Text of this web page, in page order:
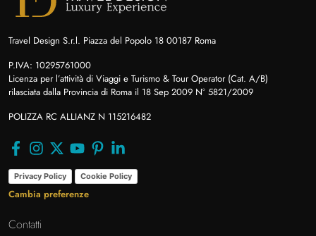
Travel Design S.r.l. Piazza del Popolo 18 00187 Roma
P.IVA: 10295761000
Licenza per l’attività di Viaggi e Turismo & Tour Operator (Cat. A/B)
rilasciata dalla Provincia di Roma il 18 Sep 2009 N° 5821/2009
POLIZZA RC ALLIANZ N 115216482
Privacy Policy Cookie Policy
Cambia preferenze
Contatti